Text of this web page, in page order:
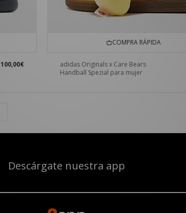
100,00€
COMPRA RÁPIDA
adidas Originals x Care Bears
Handball Spezial para mujer
Descárgate nuestra app